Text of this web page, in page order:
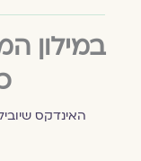
במילון
האינדקס